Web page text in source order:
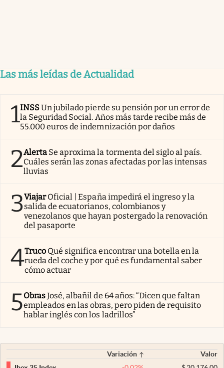
Las más leídas de Actualidad
1INSSUn jubilado pierde su pensión por un error de
la Seguridad Social. Años más tarde recibe más de
55.000 euros de indemnización por daños
2Alerta Se aproxima la tormenta del siglo al país.
Cuáles serán las zonas afectadas por las intensas
lluvias
3Viajar Oficial | España impedirá el ingreso y la
salida de ecuatorianos, colombianos y
venezolanos que hayan postergado la renovación
del pasaporte
4Truco Qué significa encontrar una botella en la
rueda del coche y por qué es fundamental saber
cómo actuar
5ObrasJosé, albañil de 64 años: “Dicen que faltan
empleados en las obras, pero piden de requisito
hablar inglés con los ladrillos”
Variación
Valor